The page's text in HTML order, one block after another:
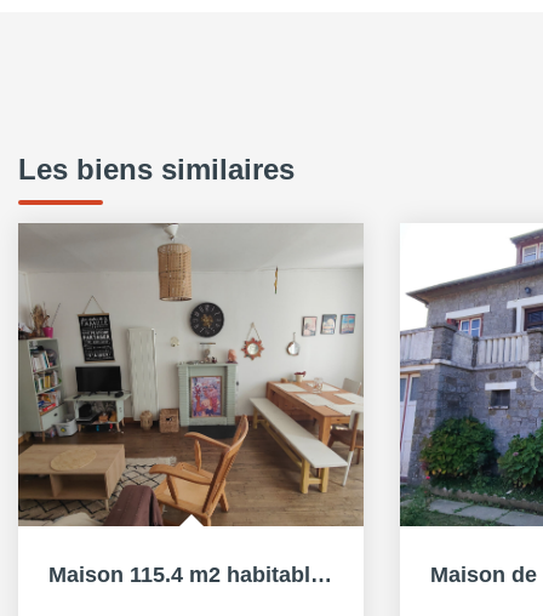
Les biens similaires
Maison 115.4 m2 habitable, 139.6m² utile, 4CH, FO, jardin...